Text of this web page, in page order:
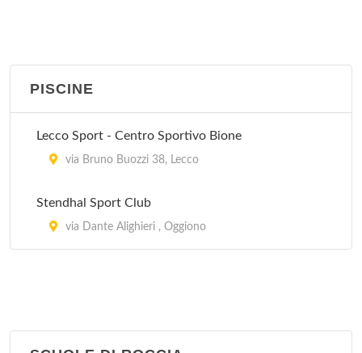
PISCINE
Lecco Sport - Centro Sportivo Bione
via Bruno Buozzi 38, Lecco
Stendhal Sport Club
via Dante Alighieri , Oggiono